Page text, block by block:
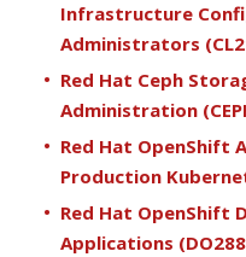
Infrastructure
Administrators
Red Hat Ceph
Administration
Red Hat OpenShift
Production
Red Hat OpenShift
Applications